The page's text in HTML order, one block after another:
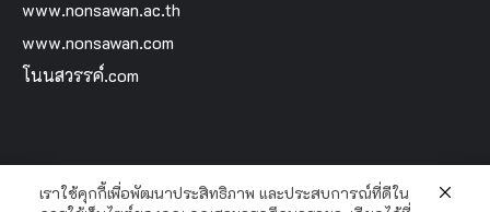
www.nonsawan.ac.th
www.nonsawan.com
โนนสวรรค์.com
Home
เราใช้คุกกี้เพื่อพัฒนาประสิทธิภาพ และประสบการณ์ที่ดีใน